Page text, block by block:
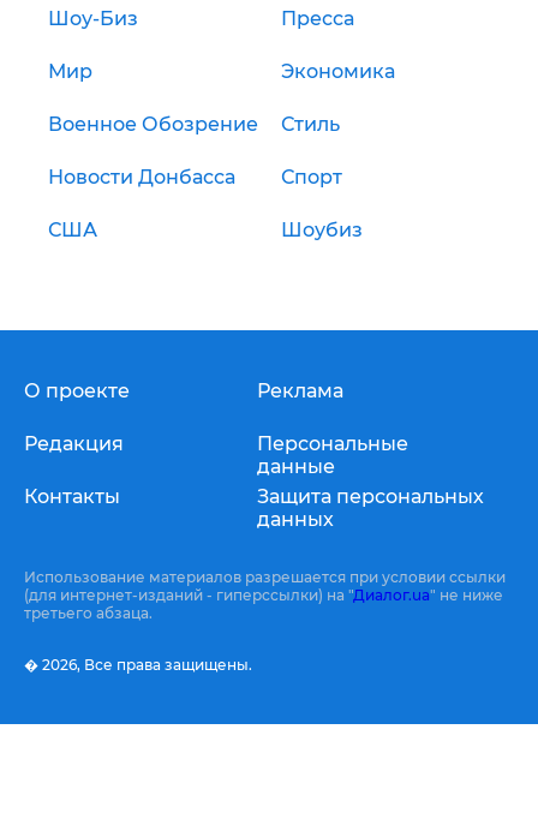
Шоу-Биз Пресса
Мир Экономика
Военное Обозрение Стиль
Новости Донбасса Спорт
США Шоубиз
О проекте
Редакция
Контакты
Реклама
Персональные
данные
Защита персональных
данных
Использование материалов разрешается при условии ссылки
(для интернет-изданий - гиперссылки) на "Диалог.ua" не ниже
третьего абзаца.
� 2026, Все права защищены.